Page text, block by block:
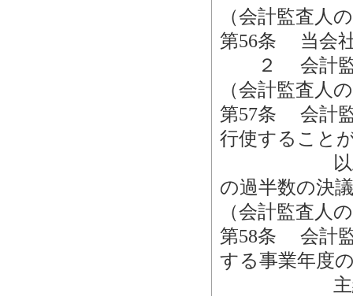
（会計監査人
第56条 当会
２ 会計監査
（会計監査人
第57条 会計
行使すること
以上を有
の過半数の決
（会計監査人
第58条 会計監
する事業年度
主総会の